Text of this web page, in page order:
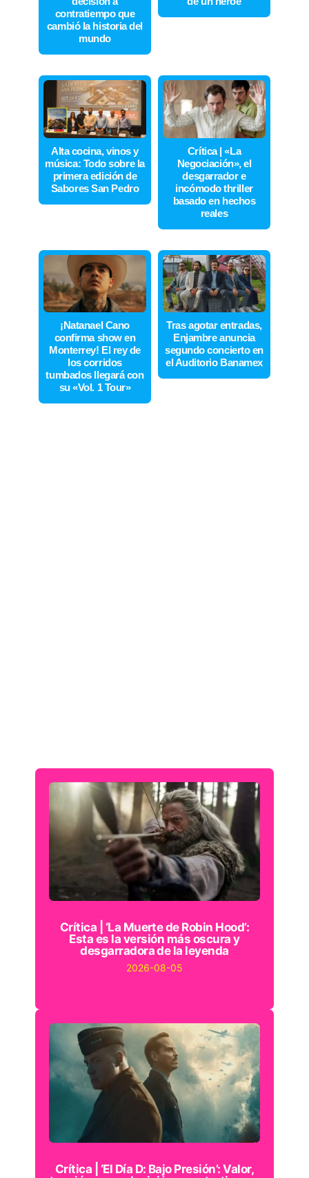
contratiempo que
cambió la historia del
mundo
Alta cocina, vinos y
música: Todo sobre la
primera edición de
Sabores San Pedro
Crítica | «La
Negociación», el
desgarrador e
incómodo thriller
basado en hechos
reales
¡Natanael Cano
confirma show en
Monterrey! El rey de
los corridos
tumbados llegará con
su «Vol. 1 Tour»
Tras agotar entradas,
Enjambre anuncia
segundo concierto en
el Auditorio Banamex
Crítica | ‘La Muerte de Robin Hood’:
Esta es la versión más oscura y
desgarradora de la leyenda
2026-08-05
Crítica | ‘El Día D: Bajo Presión’: Valor,